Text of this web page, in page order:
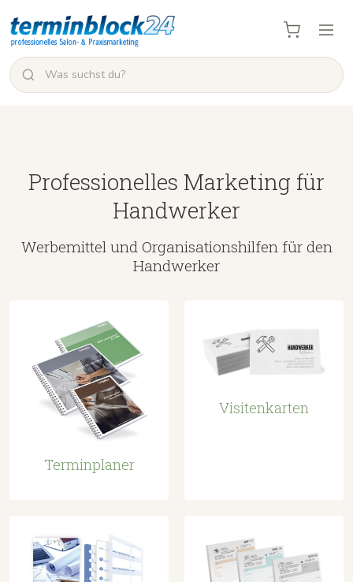
Professionelles Marketing für
Handwerker
Werbemittel und Organisationshilfen für den
Handwerker
Terminplaner
Visitenkarten